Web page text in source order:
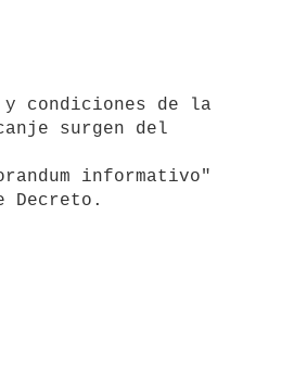
surgen del
informativo"